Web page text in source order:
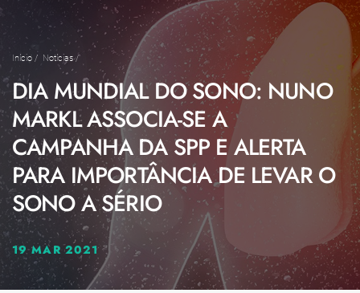
Início / Notícias/
DIA MUNDIAL DO SONO: NUNO
MARKL ASSOCIA-SE A
CAMPANHA DA SPP E ALERTA
PARA IMPORTÂNCIA DE LEVAR O
SONO A SÉRIO
19 MAR 2021